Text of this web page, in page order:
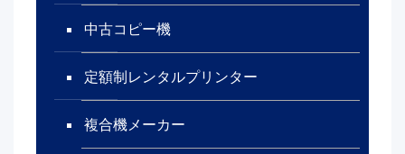
中古コピー機
定額制レンタルプリンター
複合機メーカー